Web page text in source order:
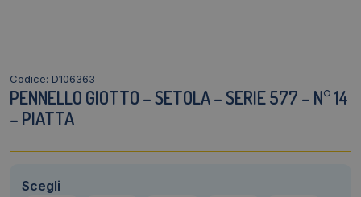
Codice: D106363
PENNELLO GIOTTO – SETOLA – SERIE 577 – N° 14
– PIATTA
Scegli